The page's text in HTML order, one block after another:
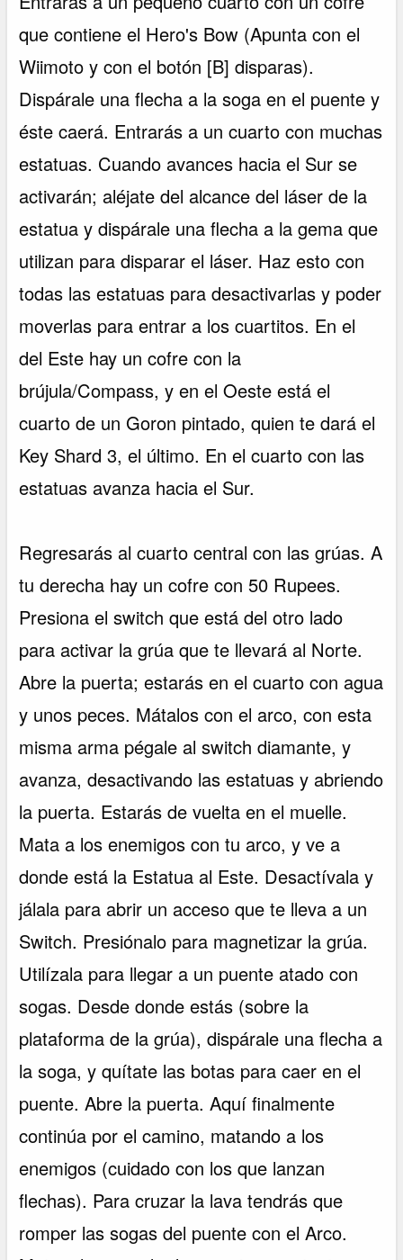
que contiene el Hero's Bow (Apunta con el
Wiimoto y con el botón [B] disparas).
Dispárale una flecha a la soga en el puente y
éste caerá. Entrarás a un cuarto con muchas
estatuas. Cuando avances hacia el Sur se
activarán; aléjate del alcance del láser de la
estatua y dispárale una flecha a la gema que
utilizan para disparar el láser. Haz esto con
todas las estatuas para desactivarlas y poder
moverlas para entrar a los cuartitos. En el
del Este hay un cofre con la
brújula/Compass, y en el Oeste está el
cuarto de un Goron pintado, quien te dará el
Key Shard 3, el último. En el cuarto con las
estatuas avanza hacia el Sur.
Regresarás al cuarto central con las grúas. A
tu derecha hay un cofre con 50 Rupees.
Presiona el switch que está del otro lado
para activar la grúa que te llevará al Norte.
Abre la puerta; estarás en el cuarto con agua
y unos peces. Mátalos con el arco, con esta
misma arma pégale al switch diamante, y
avanza, desactivando las estatuas y abriendo
la puerta. Estarás de vuelta en el muelle.
Mata a los enemigos con tu arco, y ve a
donde está la Estatua al Este. Desactívala y
jálala para abrir un acceso que te lleva a un
Switch. Presiónalo para magnetizar la grúa.
Utilízala para llegar a un puente atado con
sogas. Desde donde estás (sobre la
plataforma de la grúa), dispárale una flecha a
la soga, y quítate las botas para caer en el
puente. Abre la puerta. Aquí finalmente
continúa por el camino, matando a los
enemigos (cuidado con los que lanzan
flechas). Para cruzar la lava tendrás que
romper las sogas del puente con el Arco.